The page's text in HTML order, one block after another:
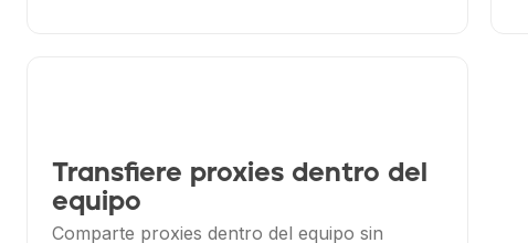
Transfiere proxies dentro del
equipo
Comparte proxies dentro del equipo sin